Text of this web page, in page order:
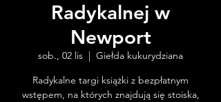
Radykalnej w
Newport
sob., 02 lis
  |
Giełda kukurydziana
Radykalne targi książki z bezpłatnym
wstępem, na których znajdują się stoiska,